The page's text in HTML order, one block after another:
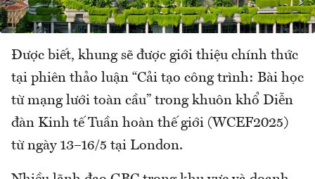
Được biết, khung sẽ được giới thiệu chính thức
tại phiên thảo luận “Cải tạo công trình: Bài học
từ mạng lưới toàn cầu” trong khuôn khổ Diễn
đàn Kinh tế Tuần hoàn thế giới (WCEF2025)
từ ngày 13–16/5 tại London.